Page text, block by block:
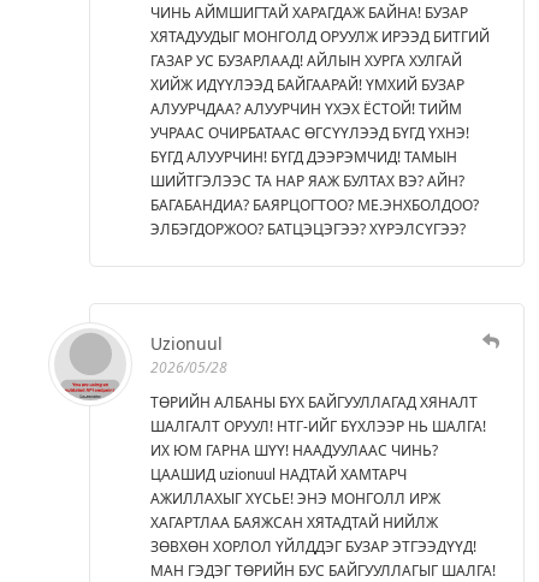
ЧИНЬ АЙМШИГТАЙ ХАРАГДАЖ БАЙНА! БУЗАР
ХЯТАДУУДЫГ МОНГОЛД ОРУУЛЖ ИРЭЭД БИТГИЙ
ГАЗАР УС БУЗАРЛААД! АЙЛЫН ХУРГА ХУЛГАЙ
ХИЙЖ ИДҮҮЛЭЭД БАЙГААРАЙ! ҮМХИЙ БУЗАР
АЛУУРЧДАА? АЛУУРЧИН ҮХЭХ ЁСТОЙ! ТИЙМ
УЧРААС ОЧИРБАТААС ӨГСҮҮЛЭЭД БҮГД ҮХНЭ!
БҮГД АЛУУРЧИН! БҮГД ДЭЭРЭМЧИД! ТАМЫН
ШИЙТГЭЛЭЭС ТА НАР ЯАЖ БУЛТАХ ВЭ? АЙН?
БАГАБАНДИА? БАЯРЦОГТОО? МЕ.ЭНХБОЛДОО?
ЭЛБЭГДОРЖОО? БАТЦЭЦЭГЭЭ? ХҮРЭЛСҮГЭЭ?
Uzionuul
2026/05/28
ТӨРИЙН АЛБАНЫ БҮХ БАЙГУУЛЛАГАД ХЯНАЛТ
ШАЛГАЛТ ОРУУЛ! НТГ-ИЙГ БҮХЛЭЭР НЬ ШАЛГА!
ИХ ЮМ ГАРНА ШҮҮ! НААДУУЛААС ЧИНЬ?
ЦААШИД uzionuul НАДТАЙ ХАМТАРЧ
АЖИЛЛАХЫГ ХҮСЬЕ! ЭНЭ МОНГОЛЛ ИРЖ
ХАГАРТЛАА БАЯЖСАН ХЯТАДТАЙ НИЙЛЖ
ЗӨВХӨН ХОРЛОЛ ҮЙЛДДЭГ БУЗАР ЭТГЭЭДҮҮД!
МАН ГЭДЭГ ТӨРИЙН БУС БАЙГУУЛЛАГЫГ ШАЛГА!